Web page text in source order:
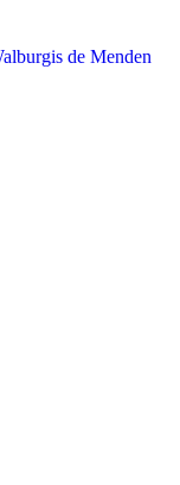
de Menden